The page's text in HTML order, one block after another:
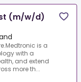
(m/w/d)
is a
with a
and extend
more th...